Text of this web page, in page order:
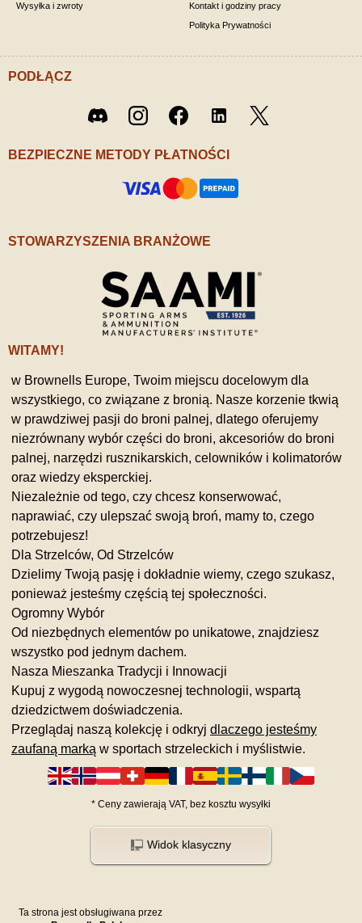
Wysyłka i zwroty
Kontakt i godziny pracy
Polityka Prywatności
PODŁĄCZ
Discord Instagram Facebook LinkedIn
BEZPIECZNE METODY PŁATNOŚCI
STOWARZYSZENIA BRANŻOWE
WITAMY!
w Brownells Europe, Twoim miejscu docelowym dla
wszystkiego, co związane z bronią. Nasze korzenie tkwią
w prawdziwej pasji do broni palnej, dlatego oferujemy
niezrównany wybór części do broni, akcesoriów do broni
palnej, narzędzi rusznikarskich, celowników i kolimatorów
oraz wiedzy eksperckiej.
Niezależnie od tego, czy chcesz konserwować,
naprawiać, czy ulepszać swoją broń, mamy to, czego
potrzebujesz!
Dla Strzelców, Od Strzelców
Dzielimy Twoją pasję i dokładnie wiemy, czego szukasz,
ponieważ jesteśmy częścią tej społeczności.
Ogromny Wybór
Od niezbędnych elementów po unikatowe, znajdziesz
wszystko pod jednym dachem.
Nasza Mieszanka Tradycji i Innowacji
Kupuj z wygodą nowoczesnej technologii, wspartą
dziedzictwem doświadczenia.
Przeglądaj naszą kolekcję i odkryj dlaczego jesteśmy
zaufaną marką w sportach strzeleckich i myślistwie.
* Ceny zawierają VAT, bez kosztu wysyłki
Widok klasyczny
Ta strona jest obsługiwana przez